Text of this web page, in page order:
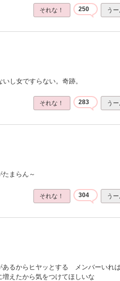
それな！ 250 う
し女ですらない。奇跡。
それな！ 283 う
まらん～
それな！ 304 う
あるからヒヤッとする メンバーいれ
えたから気をつけてほしいな